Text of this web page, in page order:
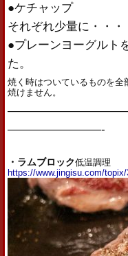
●ケチャップ
それぞれ少量に・・・
●プレーンヨーグルト
た。
焼く時はついているものを全
焼けません。
————————-
・ラムブロック低温調理
https://www.jingisu.com/topix/